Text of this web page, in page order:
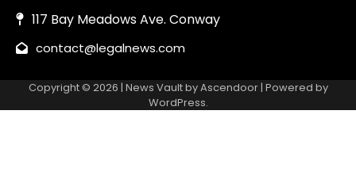
117 Bay Meadows Ave. Conway
contact@legalnews.com
Copyright © 2026 | News Vault byAscendoor| Powered by
WordPress.